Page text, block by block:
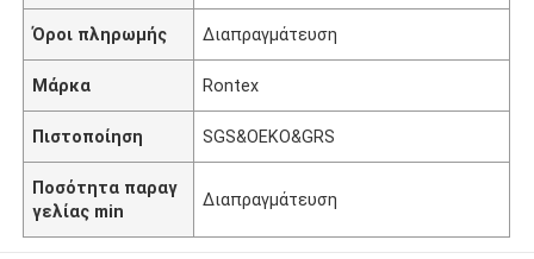
Όροι πληρωμής Διαπραγμάτευση
Μάρκα Rontex
Πιστοποίηση SGS&OEKO&GRS
Ποσότητα παραγ
γελίας min
Διαπραγμάτευση